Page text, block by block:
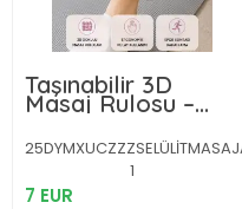
Taşınabilir 3D
Masaj Rulosu –
Kas Rahatlatıcı ve
Yağ Azaltıcı Masaj
Cihazı
1
7 EUR